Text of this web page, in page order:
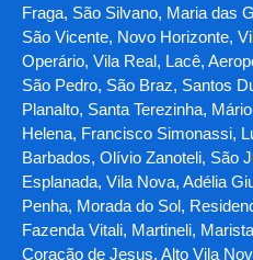
Fraga, São Silvano, Maria das
São Vicente, Novo Horizonte,
Operário, Vila Real, Lacê,
São Pedro, São Braz, Santos
Planalto, Santa Terezinha,
Helena, Francisco Simonassi,
Barbados, Olívio Zanoteli, São
Esplanada, Vila Nova, Adélia
Penha, Morada do Sol,
Fazenda Vitali, Martineli,
Coração de Jesus, Alto Vila